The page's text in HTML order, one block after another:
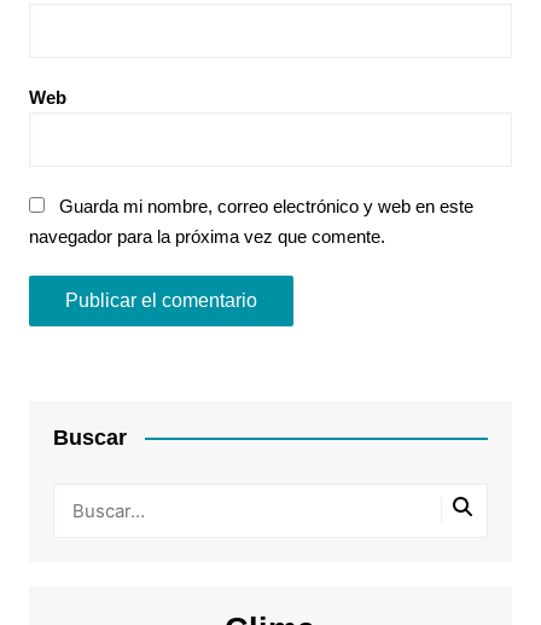
Web
Guarda mi nombre, correo electrónico y web en este
navegador para la próxima vez que comente.
Buscar